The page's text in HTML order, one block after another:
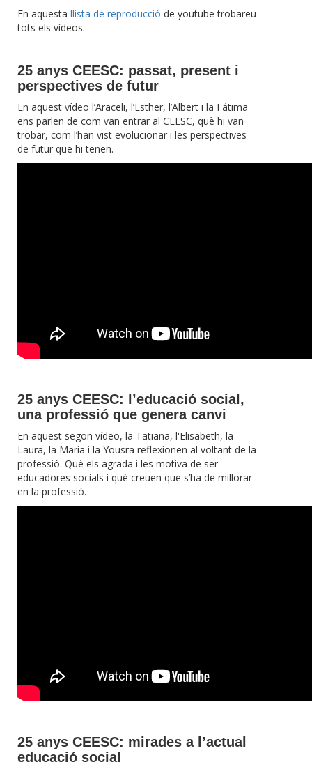
En aquesta llista de reproducció de youtube trobareu
tots els vídeos.
25 anys CEESC: passat, present i
perspectives de futur
En aquest vídeo l’Araceli, l’Esther, l’Albert i la Fátima
ens parlen de com van entrar al CEESC, què hi van
trobar, com l’han vist evolucionar i les perspectives
de futur que hi tenen.
25 anys CEESC: l’educació social,
una professió que genera canvi
En aquest segon vídeo, la Tatiana, l'Elisabeth, la
Laura, la Maria i la Yousra reflexionen al voltant de la
professió. Què els agrada i les motiva de ser
educadores socials i què creuen que s’ha de millorar
en la professió.
25 anys CEESC: mirades a l’actual
educació social